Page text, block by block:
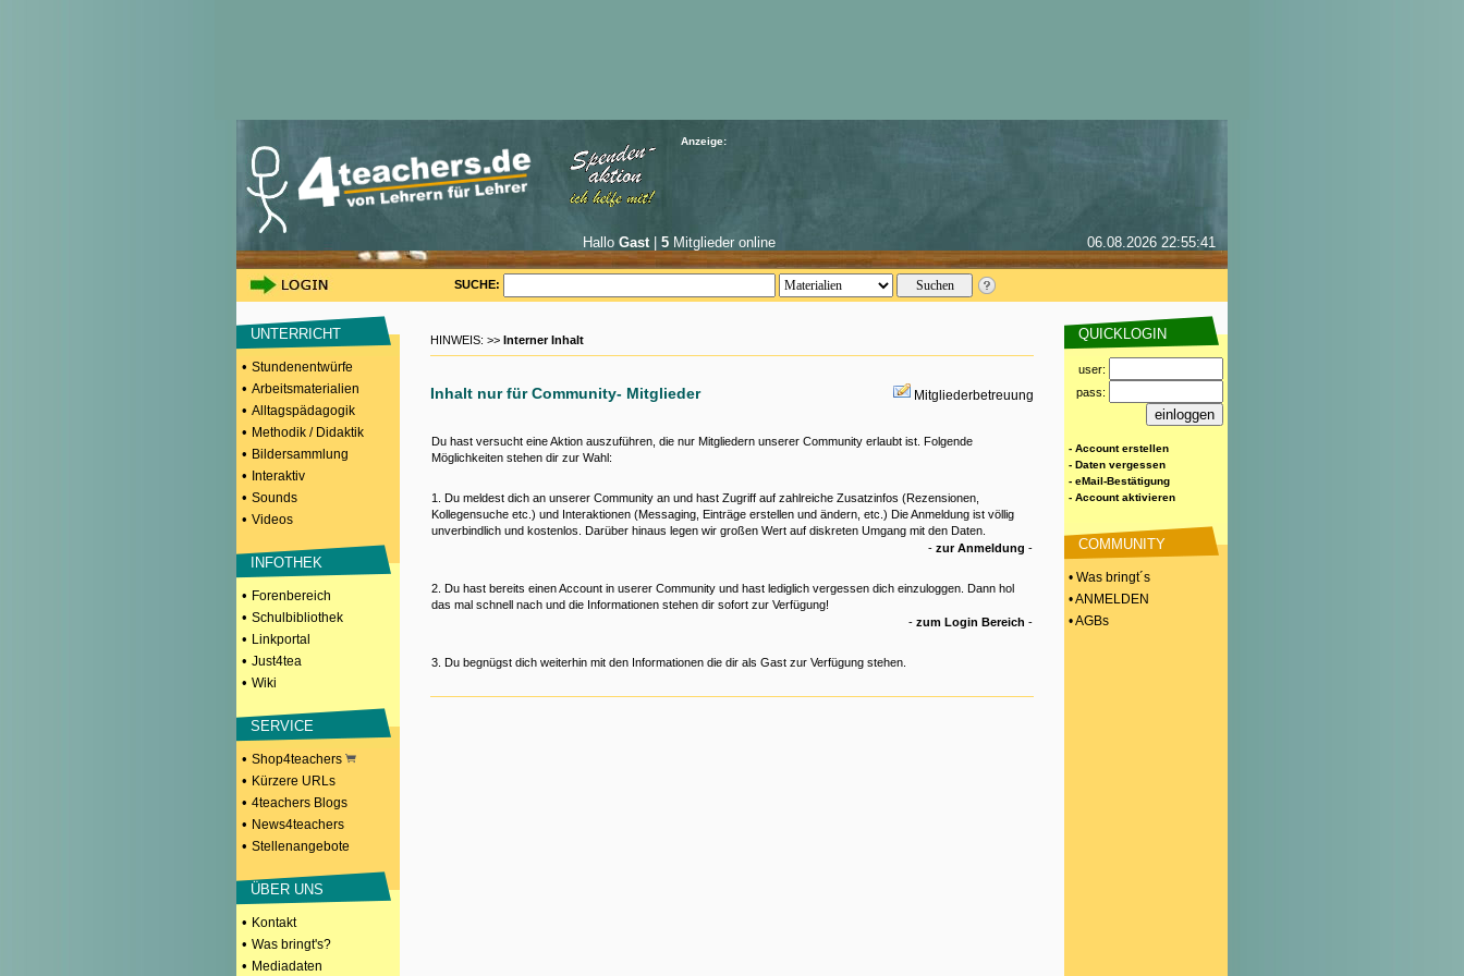
Anzeige:
Hallo Gast| 5Mitglieder online 06.08.2026 22:55:41
SUCHE:
UNTERRICHT
• Stundenentwürfe
• Arbeitsmaterialien
• Alltagspädagogik
• Methodik / Didaktik
• Bildersammlung
• Interaktiv
• Sounds
• Videos
INFOTHEK
• Forenbereich
• Schulbibliothek
• Linkportal
• Just4tea
• Wiki
SERVICE
• Shop4teachers
• Kürzere URLs
• 4teachers Blogs
• News4teachers
• Stellenangebote
ÜBER UNS
• Kontakt
• Was bringt's?
• Mediadaten
HINWEIS: >> Interner Inhalt
Inhalt nur für Community- Mitglieder Mitgliederbetreuung
Du hast versucht eine Aktion auszuführen, die nur Mitgliedern unserer Community erlaubt ist. Folgende
Möglichkeiten stehen dir zur Wahl:
1. Du meldest dich an unserer Community an und hast Zugriff auf zahlreiche Zusatzinfos (Rezensionen,
Kollegensuche etc.) und Interaktionen (Messaging, Einträge erstellen und ändern, etc.) Die Anmeldung ist völlig
unverbindlich und kostenlos. Darüber hinaus legen wir großen Wert auf diskreten Umgang mit den Daten.
- zur Anmeldung -
2. Du hast bereits einen Account in userer Community und hast lediglich vergessen dich einzuloggen. Dann hol
das mal schnell nach und die Informationen stehen dir sofort zur Verfügung!
- zum Login Bereich -
3. Du begnügst dich weiterhin mit den Informationen die dir als Gast zur Verfügung stehen.
QUICKLOGIN
user:
pass:
- Account erstellen
- Daten vergessen
- eMail-Bestätigung
- Account aktivieren
COMMUNITY
• Was bringt´s
• ANMELDEN
• AGBs